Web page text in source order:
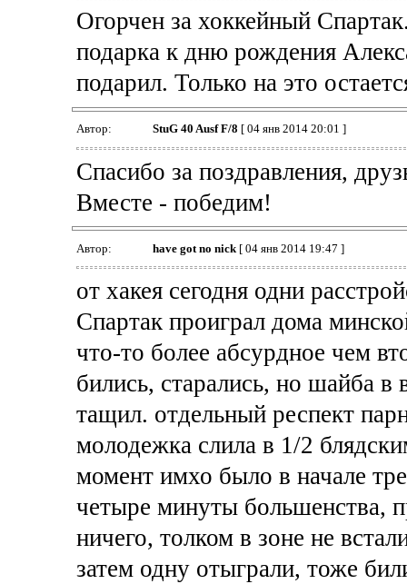
Огорчен за хоккейный
подарка к дню рождения
подарил. Только на это
Автор: StuG 40 Ausf F/8 [ 04 янв 2014 20:01 ]
Спасибо за поздравления,
Вместе - победим!
Автор: have got no nick[ 04 янв 2014 19:47 ]
от хакея сегодня одни
Спартак проиграл дома
что-то более абсурдное чем
бились, старались, но шайба
тащил. отдельный респект
молодежка слила в 1/2
момент имхо было в начале
четыре минуты большенства,
ничего, толком в зоне не
затем одну отыграли, тоже